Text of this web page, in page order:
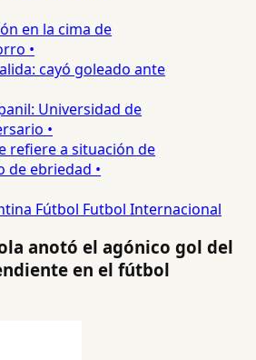
en la cima de
•
cayó goleado ante
Universidad de
•
refiere a situación de
ebriedad •
Fútbol Futbol Internacional
anotó el agónico gol del
en el fútbol